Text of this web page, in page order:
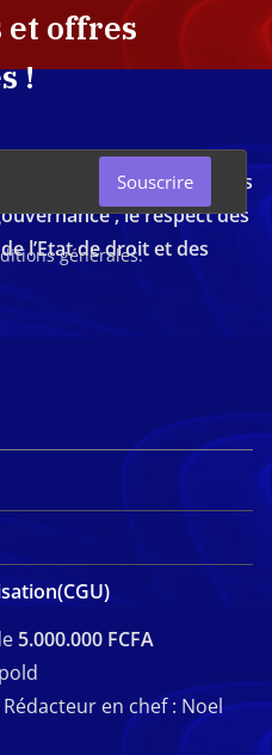
et offres
!
générales.
Souscrire
résolument engagé dans
, le respect des
l’Etat de droit et des
5.000.000 FCFA
en chef : Noel